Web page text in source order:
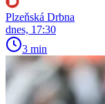
Plzeňská Drbna
dnes, 17:30
3 min